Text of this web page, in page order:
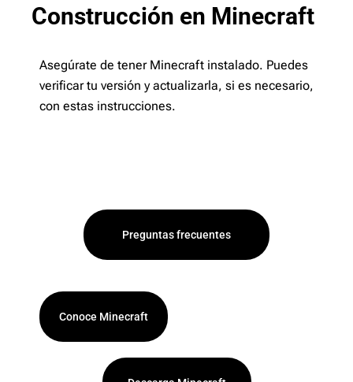
Construcción en Minecraft
Asegúrate de tener Minecraft instalado. Puedes
verificar tu versión y actualizarla, si es necesario,
con estas instrucciones.
Preguntas frecuentes
Conoce Minecraft